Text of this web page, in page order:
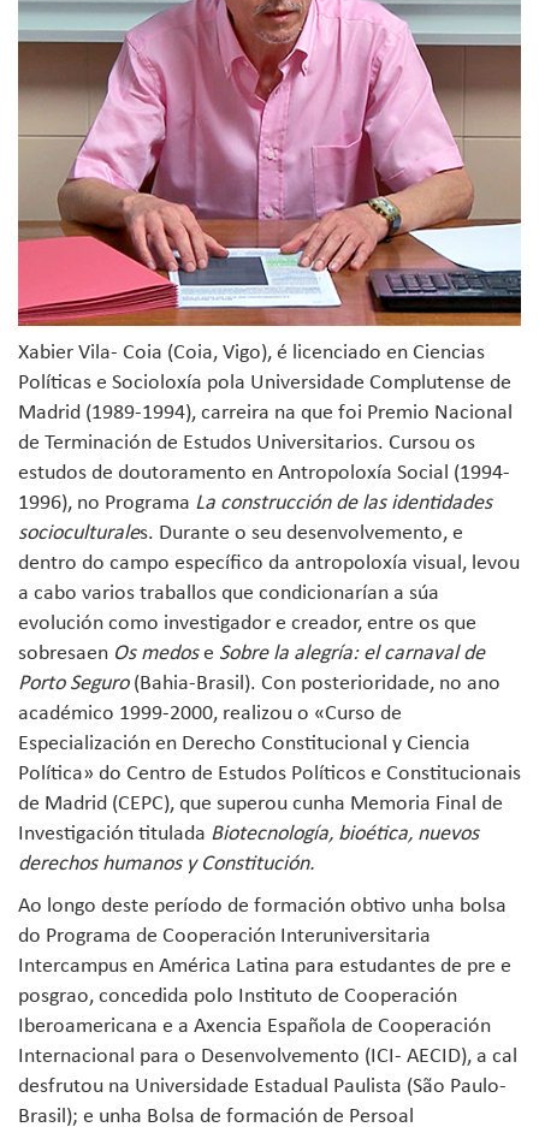
Xabier Vila- Coia (Coia, Vigo), é licenciado en Ciencias
Políticas e Socioloxía pola Universidade Complutense de
Madrid (1989-1994), carreira na que foi Premio Nacional
de Terminación de Estudos Universitarios. Cursou os
estudos de doutoramento en Antropoloxía Social (1994-
1996), no Programa La construcción de las identidades
socioculturales. Durante o seu desenvolvemento, e
dentro do campo específico da antropoloxía visual, levou
a cabo varios traballos que condicionarían a súa
evolución como investigador e creador, entre os que
sobresaen Os medose Sobre la alegría: el carnaval de
Porto Seguro(Bahia-Brasil). Con posterioridade, no ano
académico 1999-2000, realizou o «Curso de
Especialización en Derecho Constitucional y Ciencia
Política» do Centro de Estudos Políticos e Constitucionais
de Madrid (CEPC), que superou cunha Memoria Final de
Investigación titulada Biotecnología, bioética, nuevos
derechos humanos y Constitución.
Ao longo deste período de formación obtivo unha bolsa
do Programa de Cooperación Interuniversitaria
Intercampus en América Latina para estudantes de pre e
posgrao, concedida polo Instituto de Cooperación
Iberoamericana e a Axencia Española de Cooperación
Internacional para o Desenvolvemento (ICI- AECID), a cal
desfrutou na Universidade Estadual Paulista (São Paulo-
Brasil); e unha Bolsa de formación de Persoal